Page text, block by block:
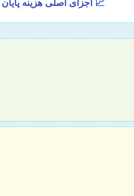
📈 اجزای اصلی هزینه پایان